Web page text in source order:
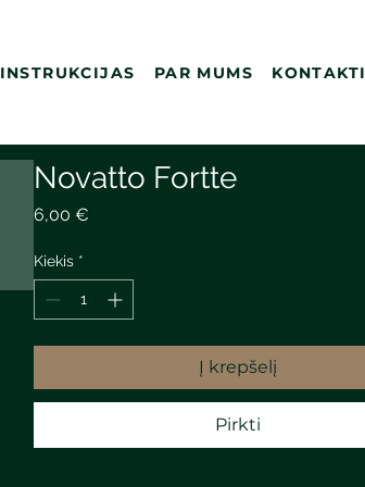
INSTRUKCIJAS PAR MUMS KONTAKTI
Novatto Fortte
6,00 €
Kiekis *
Į krepšelį
Pirkti